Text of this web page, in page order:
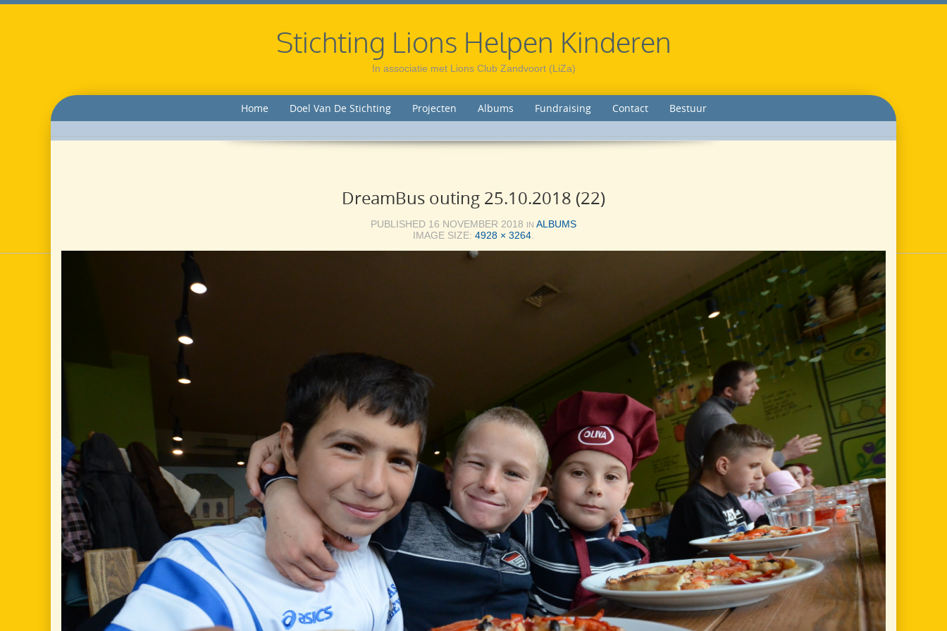
Stichting Lions Helpen Kinderen
In associatie met Lions Club Zandvoort (LiZa)
Home Doel Van De Stichting Projecten Albums Fundraising Contact Bestuur
DreamBus outing 25.10.2018 (22)
PUBLISHED 16 NOVEMBER 2018 IN ALBUMS
IMAGE SIZE: 4928 × 3264